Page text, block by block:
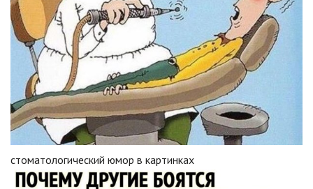
стоматологический юмор в картинках